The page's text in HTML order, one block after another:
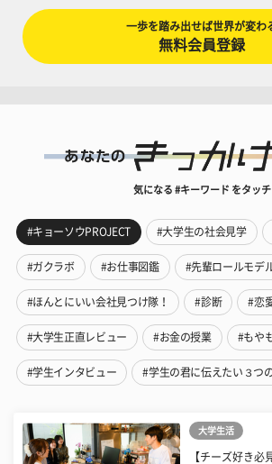
一歩を踏み出せば世界が変わ
無料会員登録
気になる #キーワード をタッチ
#キョーソウPROJECT #大学生の社会見学
#ガクラボ #お仕事図鑑 #先輩ロールモデ
#ほんとにいい会社見つけ隊！ #診断 #恋
#大学生正直レビュー #お金の授業 #もや
#学生インタビュー #学生の君に伝えたい３つ
大学生活
【チーズ好き必